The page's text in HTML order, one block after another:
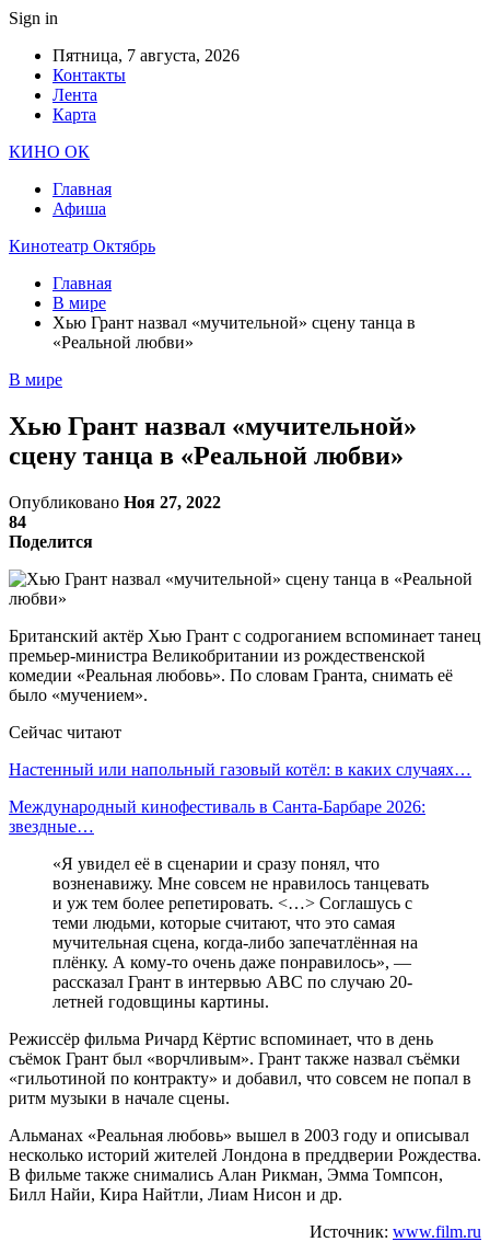
Sign in
Пятница, 7 августа, 2026
Контакты
Лента
Карта
КИНО ОК
Главная
Афиша
Кинотеатр Октябрь
Главная
В мире
Хью Грант назвал «мучительной» сцену танца в
«Реальной любви»
В мире
Хью Грант назвал «мучительной»
сцену танца в «Реальной любви»
Опубликовано Ноя 27, 2022
84
Поделится
Британский актёр Хью Грант с содроганием вспоминает танец
премьер-министра Великобритании из рождественской
комедии «Реальная любовь». По словам Гранта, снимать её
было «мучением».
Сейчас читают
Настенный или напольный газовый котёл: в каких случаях…
Международный кинофестиваль в Санта-Барбаре 2026:
звездные…
«Я увидел её в сценарии и сразу понял, что
возненавижу. Мне совсем не нравилось танцевать
и уж тем более репетировать. <…> Соглашусь с
теми людьми, которые считают, что это самая
мучительная сцена, когда-либо запечатлённая на
плёнку. А кому-то очень даже понравилось», —
рассказал Грант в интервью ABC по случаю 20-
летней годовщины картины.
Режиссёр фильма Ричард Кёртис вспоминает, что в день
съёмок Грант был «ворчливым». Грант также назвал съёмки
«гильотиной по контракту» и добавил, что совсем не попал в
ритм музыки в начале сцены.
Альманах «Реальная любовь» вышел в 2003 году и описывал
несколько историй жителей Лондона в преддверии Рождества.
В фильме также снимались Алан Рикман, Эмма Томпсон,
Билл Найи, Кира Найтли, Лиам Нисон и др.
Источник: www.film.ru